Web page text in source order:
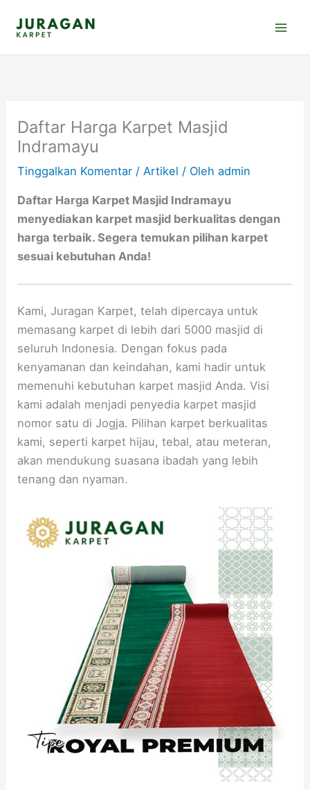
Daftar Harga Karpet Masjid
Indramayu
Tinggalkan Komentar /Artikel / Olehadmin
Daftar Harga Karpet Masjid Indramayu
menyediakan karpet masjid berkualitas dengan
harga terbaik. Segera temukan pilihan karpet
sesuai kebutuhan Anda!
Kami, Juragan Karpet, telah dipercaya untuk
memasang karpet di lebih dari 5000 masjid di
seluruh Indonesia. Dengan fokus pada
kenyamanan dan keindahan, kami hadir untuk
memenuhi kebutuhan karpet masjid Anda. Visi
kami adalah menjadi penyedia karpet masjid
nomor satu di Jogja. Pilihan karpet berkualitas
kami, seperti karpet hijau, tebal, atau meteran,
akan mendukung suasana ibadah yang lebih
tenang dan nyaman.